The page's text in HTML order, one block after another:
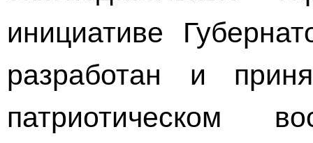
инициативе
разработан и
патриотическом